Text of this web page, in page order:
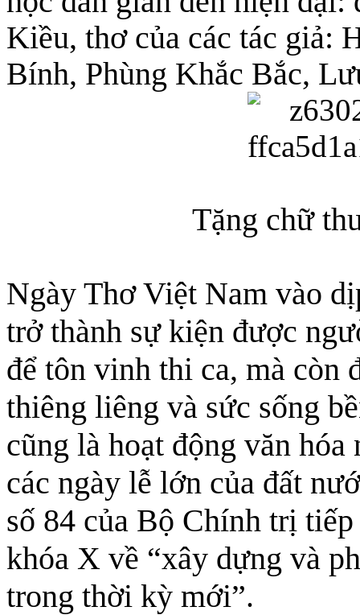
Kiều, thơ của các tác giả:
Bính, Phùng Khắc Bắc,
Tặng chữ
Ngày Thơ Việt Nam vào
trở thành sự kiện được
để tôn vinh thi ca, mà còn
thiêng liêng và sức sống
cũng là hoạt động văn
các ngày lễ lớn của đất
số 84 của Bộ Chính trị
khóa X về “xây dựng và
trong thời kỳ mới”.